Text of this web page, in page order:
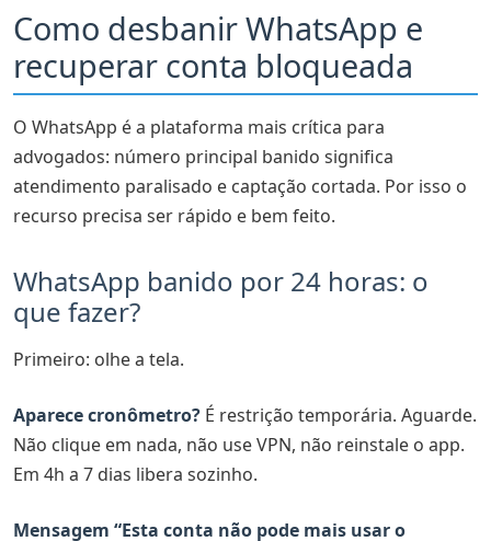
Como desbanir WhatsApp e
recuperar conta bloqueada
O WhatsApp é a plataforma mais crítica para
advogados: número principal banido significa
atendimento paralisado e captação cortada. Por isso o
recurso precisa ser rápido e bem feito.
WhatsApp banido por 24 horas: o
que fazer?
Primeiro: olhe a tela.
Aparece cronômetro? É restrição temporária. Aguarde.
Não clique em nada, não use VPN, não reinstale o app.
Em 4h a 7 dias libera sozinho.
Mensagem “Esta conta não pode mais usar o